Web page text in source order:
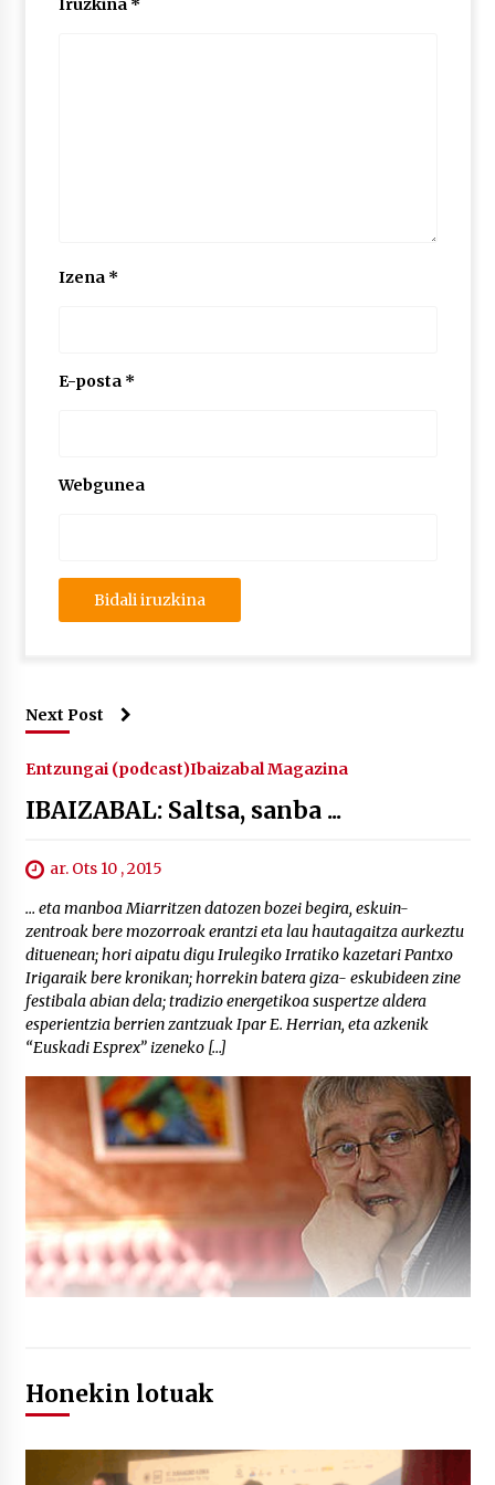
Iruzkina *
Izena *
E-posta *
Webgunea
Next Post
Entzungai (podcast)Ibaizabal Magazina
IBAIZABAL: Saltsa, sanba ...
ar. Ots 10 , 2015
… eta manboa Miarritzen datozen bozei begira, eskuin-
zentroak bere mozorroak erantzi eta lau hautagaitza aurkeztu
dituenean; hori aipatu digu Irulegiko Irratiko kazetari Pantxo
Irigaraik bere kronikan; horrekin batera giza- eskubideen zine
festibala abian dela; tradizio energetikoa suspertze aldera
esperientzia berrien zantzuak Ipar E. Herrian, eta azkenik
“Euskadi Esprex” izeneko […]
Honekin lotuak